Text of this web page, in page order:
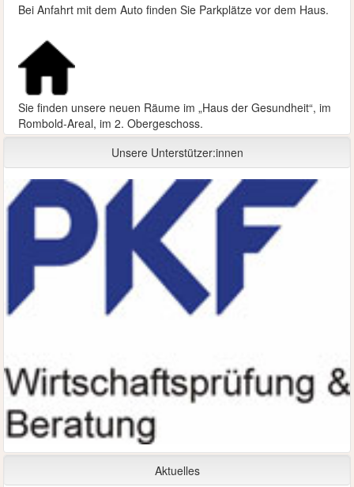
Bei Anfahrt mit dem Auto finden Sie Parkplätze vor dem Haus.
Sie finden unsere neuen Räume im „Haus der Gesundheit“, im
Rombold-Areal, im 2. Obergeschoss.
Unsere Unterstützer:innen
Aktuelles